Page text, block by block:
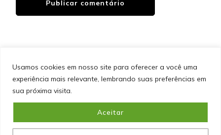
Usamos cookies em nosso site para oferecer a você uma
experiência mais relevante, lembrando suas preferências em
sua próxima visita.
Aceitar
&cópia; Direitos Autorais 2026Portal do Inferno
direitos reservados.Blossom PinIt | Desenvolvido por
Blossom Themes. Desenvolvido porWordPress.Política
SITEMAP POLÍTICA DE PRIVACIDADE
EQUIPE